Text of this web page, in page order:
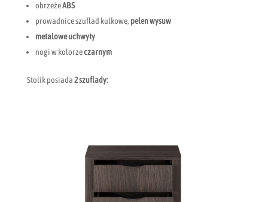
obrzeżeABS
prowadnice szuflad kulkowe, pełen wysuw
metalowe uchwyty
nogi w kolorzeczarnym
Stolik posiada2 szuflady: